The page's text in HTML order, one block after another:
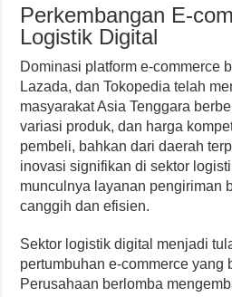
Perkembangan E-
Logistik Digital
Dominasi platform e-commerce
Lazada, dan Tokopedia telah
masyarakat Asia Tenggara
variasi produk, dan harga
pembeli, bahkan dari daerah
inovasi signifikan di sektor
munculnya layanan pengiriman
canggih dan efisien.
Sektor logistik digital menjadi
pertumbuhan e-commerce yang
Perusahaan berlomba